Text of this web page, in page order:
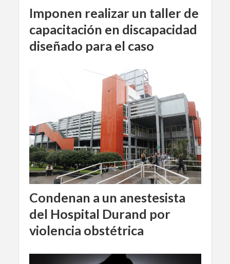
Imponen realizar un taller de
capacitación en discapacidad
diseñado para el caso
Condenan a un anestesista
del Hospital Durand por
violencia obstétrica